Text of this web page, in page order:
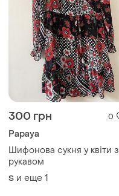
300 грн 0
Papaya
Шифонова сукня у квіти з
рукавом
S и еще 1